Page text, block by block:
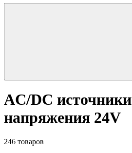
AC/DC источники
напряжения 24V
246 товаров